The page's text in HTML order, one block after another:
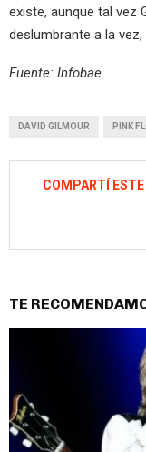
existe, aunque tal vez
deslumbrante a la
Fuente: Infobae
DAVID GILMOUR PINK
COMPARTÍ
TE